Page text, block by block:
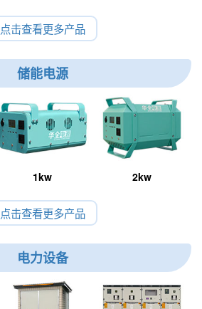
点击查看更多产品
储能电源
1kw 2kw
点击查看更多产品
电力设备